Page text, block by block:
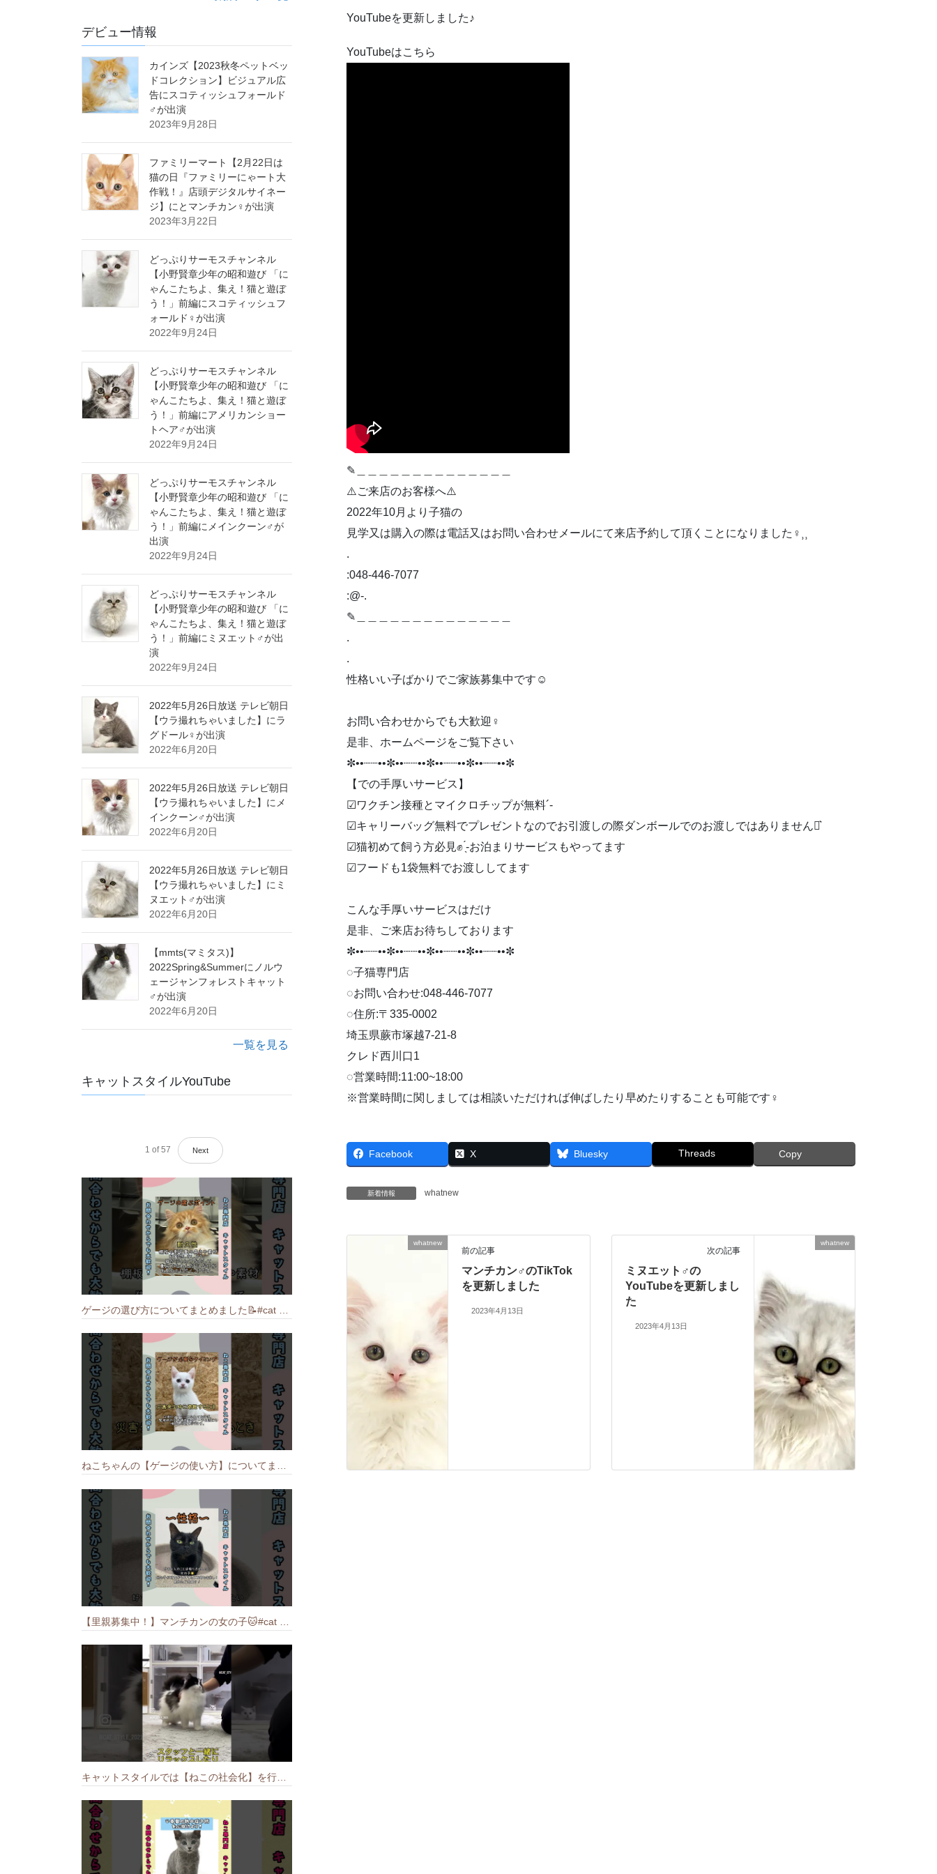
YouTubeを更新しました♪
YouTubeはこちら
✎︎＿＿＿＿＿＿＿＿＿＿＿＿＿＿
⚠️ご来店のお客様へ⚠️
2022年10月より子猫の
見学又は購入の際は電話又はお問い合わせメールにて来店予約して頂くことになりました‍♀️⸒⸒
.
:048-446-7077
:@-.
✎︎＿＿＿＿＿＿＿＿＿＿＿＿＿＿
.
.
性格いい子ばかりでご家族募集中です☺️
お問い合わせからでも大歓迎‍♀️
是非、ホームページをご覧下さい
✼••┈┈••✼••┈┈••✼••┈┈••✼••┈┈••✼
【での手厚いサービス】
︎︎︎︎☑︎ワクチン接種とマイクロチップが無料︎´-
︎︎︎︎☑︎キャリーバッグ無料でプレゼントなのでお引渡しの際ダンボールでのお渡しではありません‪⋆͛
︎︎︎︎☑︎猫初めて飼う方必見✊ ̖́-お泊まりサービスもやってます
︎︎︎︎☑︎フードも1袋無料でお渡ししてます
こんな手厚いサービスはだけ
是非、ご来店お待ちしております
✼••┈┈••✼••┈┈••✼••┈┈••✼••┈┈••✼
◌子猫専門店
◌お問い合わせ:048-446-7077
◌住所:〒335-0002
埼玉県蕨市塚越7-21-8
クレド西川口1
◌営業時間:11:00~18:00
※営業時間に関しましては相談いただければ伸ばしたり早めたりすることも可能です‍♀️
Facebook X Bluesky Threads Copy
新着情報 whatnew
whatnew
前の記事
マンチカン♂のTikTok
を更新しました
2023年4月13日
whatnew
次の記事
ミヌエット♂の
YouTubeを更新しまし
た
2023年4月13日
デビュー情報
カインズ【2023秋冬ペットベッ
ドコレクション】ビジュアル広
告にスコティッシュフォールド
♂が出演
2023年9月28日
ファミリーマート【2月22日は
猫の日『ファミリーにゃート大
作戦！』店頭デジタルサイネー
ジ】にとマンチカン♀が出演
2023年3月22日
どっぷりサーモスチャンネル
【小野賢章少年の昭和遊び 「に
ゃんこたちよ、集え！猫と遊ぼ
う！」前編にスコティッシュフ
ォールド♀が出演
2022年9月24日
どっぷりサーモスチャンネル
【小野賢章少年の昭和遊び 「に
ゃんこたちよ、集え！猫と遊ぼ
う！」前編にアメリカンショー
トヘア♂が出演
2022年9月24日
どっぷりサーモスチャンネル
【小野賢章少年の昭和遊び 「に
ゃんこたちよ、集え！猫と遊ぼ
う！」前編にメインクーン♂が
出演
2022年9月24日
どっぷりサーモスチャンネル
【小野賢章少年の昭和遊び 「に
ゃんこたちよ、集え！猫と遊ぼ
う！」前編にミヌエット♂が出
演
2022年9月24日
2022年5月26日放送 テレビ朝日
【ウラ撮れちゃいました】にラ
グドール♀が出演
2022年6月20日
2022年5月26日放送 テレビ朝日
【ウラ撮れちゃいました】にメ
インクーン♂が出演
2022年6月20日
2022年5月26日放送 テレビ朝日
【ウラ撮れちゃいました】にミ
ヌエット♂が出演
2022年6月20日
【mmts(マミタス)】
2022Spring&Summerにノルウ
ェージャンフォレストキャット
♂が出演
2022年6月20日
一覧を見る
キャットスタイルYouTube
1 of 57 Next
ゲージの選び方についてまとめました️📝#cat #猫のいる暮らし #ねこ #キャット #munchkin
ねこちゃんの【ゲージの使い方】についてまとめました️🐱📝